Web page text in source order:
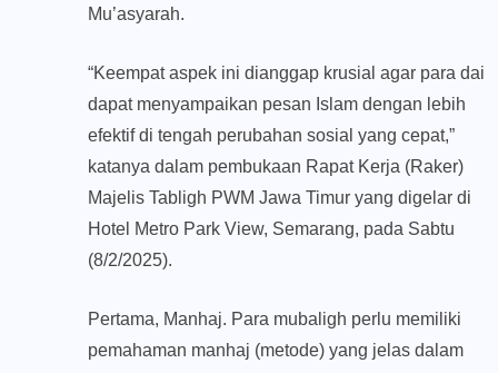
Mu’asyarah.
“Keempat aspek ini dianggap krusial agar para dai
dapat menyampaikan pesan Islam dengan lebih
efektif di tengah perubahan sosial yang cepat,”
katanya dalam pembukaan Rapat Kerja (Raker)
Majelis Tabligh PWM Jawa Timur yang digelar di
Hotel Metro Park View, Semarang, pada Sabtu
(8/2/2025).
Pertama, Manhaj. Para mubaligh perlu memiliki
pemahaman manhaj (metode) yang jelas dalam